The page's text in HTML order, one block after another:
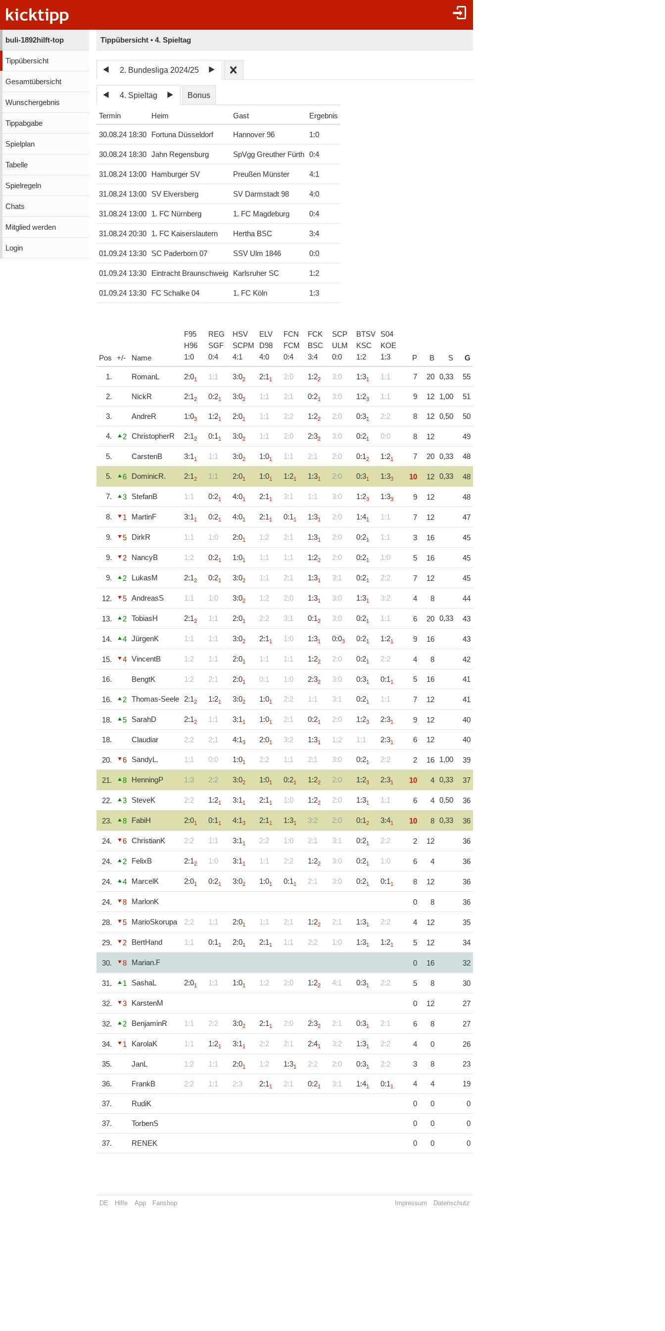
buli-1892hilft-top
Tippübersicht
Gesamtübersicht
Wunschergebnis
Tippabgabe
Spielplan
Tabelle
Spielregeln
Chats
Mitglied werden
Login
Tippübersicht • 4. Spieltag
2. Bundesliga 2024/25
4. Spieltag Bonus
Termin Heim Gast Ergebnis
30.08.24 18:30 Fortuna Düsseldorf Hannover 96 1:0
30.08.24 18:30 Jahn Regensburg SpVgg Greuther Fürth 0:4
31.08.24 13:00 Hamburger SV Preußen Münster 4:1
31.08.24 13:00 SV Elversberg SV Darmstadt 98 4:0
31.08.24 13:00 1. FC Nürnberg 1. FC Magdeburg 0:4
31.08.24 20:30 1. FC Kaiserslautern Hertha BSC 3:4
01.09.24 13:30 SC Paderborn 07 SSV Ulm 1846 0:0
01.09.24 13:30 Eintracht Braunschweig Karlsruher SC 1:2
01.09.24 13:30 FC Schalke 04 1. FC Köln 1:3
Pos +/- Name
F95
H96
1:0
REG
SGF
0:4
HSV
SCPM
4:1
ELV
D98
4:0
FCN
FCM
0:4
FCK
BSC
3:4
SCP
ULM
0:0
BTSV
KSC
1:2
S04
KOE
1:3 P B S G
1. RomanL 2:01 1:1 3:02 2:11 2:0 1:22 3:0 1:31 1:1 7 20 0,33 55
2. NickR 2:12 0:21 3:02 1:1 2:1 0:21 3:0 1:23 1:1 9 12 1,00 51
3. AndreR 1:03 1:21 2:01 1:1 2:2 1:22 2:0 0:31 2:2 8 12 0,50 50
4. 2 ChristopherR 2:12 0:11 3:02 1:1 2:0 2:32 3:0 0:21 0:0 8 12 49
5. CarstenB 3:11 1:1 3:02 1:01 1:1 2:1 2:0 0:12 1:21 7 20 0,33 48
5. 6 DominicR. 2:12 1:1 2:01 1:01 1:21 1:31 2:0 0:31 1:33 10 12 0,33 48
7. 3 StefanB 1:1 0:21 4:01 2:11 3:1 1:1 3:0 1:23 1:33 9 12 48
8. 1 MartinF 3:11 0:21 4:01 2:11 0:11 1:31 2:0 1:41 1:1 7 12 47
9. 5 DirkR 1:1 1:0 2:01 1:2 2:1 1:31 2:0 0:21 1:1 3 16 45
9. 2 NancyB 1:2 0:21 1:01 1:1 1:1 1:22 2:0 0:21 1:0 5 16 45
9. 2 LukasM 2:12 0:21 3:02 1:1 2:1 1:31 3:1 0:21 2:2 7 12 45
12. 5 AndreasS 1:1 1:0 3:02 1:2 2:0 1:31 3:0 1:31 3:2 4 8 44
13. 2 TobiasH 2:12 1:1 2:01 2:2 3:1 0:12 3:0 0:21 1:1 6 20 0,33 43
14. 4 JürgenK 1:1 1:1 3:02 2:11 1:0 1:31 0:03 0:21 1:21 9 16 43
15. 4 VincentB 1:2 1:1 2:01 1:1 1:1 1:22 2:0 0:21 2:2 4 8 42
16. BengtK 1:2 2:1 2:01 0:1 1:0 2:32 3:0 0:31 0:11 5 16 41
16. 2 Thomas-Seele 2:12 1:21 3:02 1:01 2:2 1:1 3:1 0:21 1:1 7 12 41
18. 5 SarahD 2:12 1:1 3:11 1:01 2:1 0:21 2:0 1:23 2:31 9 12 40
18. Claudiar 2:2 2:1 4:13 2:01 3:2 1:31 1:2 1:1 2:31 6 12 40
20. 6 SandyL. 1:1 0:0 1:01 2:2 1:1 2:1 3:0 0:21 2:2 2 16 1,00 39
21. 8 HenningP 1:3 2:2 3:02 1:01 0:21 1:22 2:0 1:23 2:31 10 4 0,33 37
22. 3 SteveK 2:2 1:21 3:11 2:11 1:0 1:22 2:0 1:31 1:1 6 4 0,50 36
23. 8 FabiH 2:01 0:11 4:13 2:11 1:31 3:2 2:0 0:12 3:41 10 8 0,33 36
24. 6 ChristianK 2:2 1:1 3:11 2:2 1:0 2:1 3:1 0:21 2:2 2 12 36
24. 2 FelixB 2:12 1:0 3:11 1:1 2:2 1:22 3:0 0:21 1:0 6 4 36
24. 4 MarcelK 2:01 0:21 3:02 1:01 0:11 2:1 3:0 0:21 0:11 8 12 36
24. 8 MarlonK 0 8 36
28. 5 MarioSkorupa 2:2 1:1 2:01 1:1 2:1 1:22 2:1 1:31 2:2 4 12 35
29. 2 BertHand 1:1 0:11 2:01 2:11 1:1 2:2 1:0 1:31 1:21 5 12 34
30. 8 Marian.F 0 16 32
31. 1 SashaL 2:01 1:1 1:01 1:2 2:0 1:22 4:1 0:31 2:2 5 8 30
32. 3 KarstenM 0 12 27
32. 2 BenjaminR 1:1 2:2 3:02 2:11 2:0 2:32 2:1 0:31 2:1 6 8 27
34. 1 KarolaK 1:1 1:21 3:11 2:2 2:1 2:41 3:2 1:31 2:2 4 0 26
35. JanL 1:2 1:1 2:01 1:2 1:31 2:2 2:0 0:31 2:2 3 8 23
36. FrankB 2:2 1:1 2:3 2:11 2:1 0:21 3:1 1:41 0:11 4 4 19
37. RudiK 0 0 0
37. TorbenS 0 0 0
37. RENEK 0 0 0
DE Hilfe App Fanshop Impressum Datenschutz